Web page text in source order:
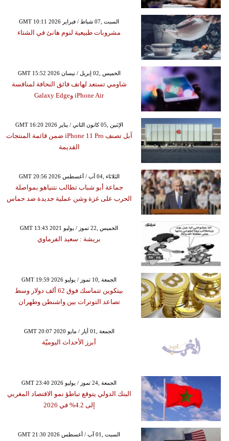
GMT 10:11 2026 السبت ,07 شباط / فبراير
مشروبات طبيعية لنوم هانئ في الشتاء
GMT 15:52 2026 الخميس ,02 إبريل / نيسان
شاومي تستعد لهاتف فائق النحافة لمنافسة
iPhone Air وGalaxy Edge
GMT 16:20 2026 الإثنين ,05 كانون الثاني / يناير
آبل تصنف iPhone 11 Pro ضمن قائمة المنتجات
القديمة
GMT 20:56 2026 الثلاثاء ,04 آب / أغسطس
جماعة أبو شباب تطالب نتنياهو بمواصلة
الحرب على غزة وشن عملية جديدة ضد حماس
GMT 13:43 2021 الخميس ,22 تموز / يوليو
بريشة : سعيد الفرماوي
GMT 19:59 2026 الجمعة ,10 تموز / يوليو
بيتكوين تتماسك فوق 62 ألف دولار وسط
تصاعد التوترات بين واشنطن وطهران
GMT 20:07 2020 الجمعة ,01 أيار / مايو
أبرز الأحداث اليوميّة
GMT 23:40 2026 الجمعة ,24 تموز / يوليو
البنك الدولي يتوقع تباطؤ نمو الاقتصاد المغربي
إلى 4.2% في 2026
GMT 21:30 2026 السبت ,01 آب / أغسطس